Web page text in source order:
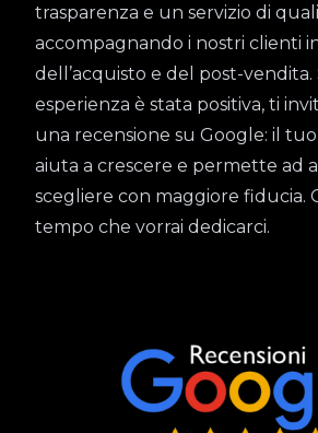
trasparenza e un servizio di
accompagnando i nostri clienti
dell’acquisto e del post-vendita.
esperienza è stata positiva, ti
una recensione su Google: il
aiuta a crescere e permette ad
scegliere con maggiore fiducia.
tempo che vorrai dedicarci.